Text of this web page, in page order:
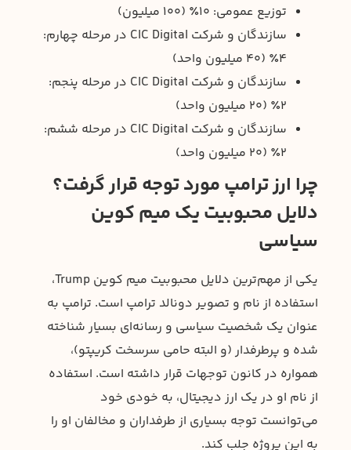
توزیع عمومی: ۱۰٪ (۱۰۰ میلیون)
سازندگان و شرکت CIC Digital در مرحله چهارم:
۴٪ (۴۰ میلیون واحد)
سازندگان و شرکت CIC Digital در مرحله پنجم:
۲٪ (۲۰ میلیون واحد)
سازندگان و شرکت CIC Digital در مرحله ششم:
۲٪ (۲۰ میلیون واحد)
چرا ارز ترامپ مورد توجه قرار گرفت؟
دلایل محبوبیت یک میم کوین
سیاسی
یکی از مهم‌ترین دلایل محبوبیت میم کوین Trump،
استفاده از نام و تصویر دونالد ترامپ است. ترامپ به
عنوان یک شخصیت سیاسی و رسانه‌ای بسیار شناخته
شده و پرطرفدار (و البته حامی سرسخت کریپتو)،
همواره در کانون توجهات قرار داشته است. استفاده
از نام او در یک ارز دیجیتال، به خودی خود
می‌توانست توجه بسیاری از طرفداران و مخالفان او را
به این پروژه جلب کند.